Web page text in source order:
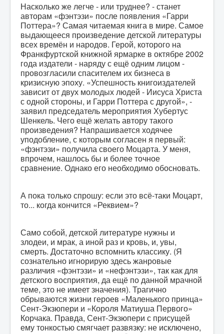
Насколько же легче - или труднее? - станет
авторам «фэнтэзи» после появления «Гарри
Поттера»? Самая читаемая книга в мире. Самое
выдающееся произведение детской литературы
всех времён и народов. Герой, которого на
Франкфуртской книжной ярмарке в октябре 2002
года издатели - наряду с ещё одним лицом -
провозгласили спасителем их бизнеса в
кризисную эпоху. «Успешность книгоиздателей
зависит от двух молодых людей - Иисуса Христа
с одной стороны, и Гарри Поттера с другой», -
заявил председатель мероприятия Хубертус
Шенкель. Чего ещё желать автору такого
произведения? Напрашивается ходячее
уподобление, с которым согласен я первый:
«фэнтэзи» получила своего Моцарта. У меня,
впрочем, нашлось бы и более точное
сравнение. Однако его необходимо обосновать.
А пока только спрошу: если это всё-таки Моцарт,
то... когда кончится «Реквием»?
Само собой, детской литературе нужны и
злодеи, и мрак, а иной раз и кровь, и, увы,
смерть. Достаточно вспомнить классику. (Я
сознательно игнорирую здесь жанровые
различия «фэнтэзи» и «нефэнтэзи», так как для
детского восприятия, да ещё по данной мрачной
теме, это не имеет значения). Трагично
обрываются жизни героев «Маленького принца»
Сент-Экзюпери и «Короля Матиуша Первого»
Корчака. Правда, Сент-Экзюпери с присущей
ему тонкостью смягчает развязку: не исключено,